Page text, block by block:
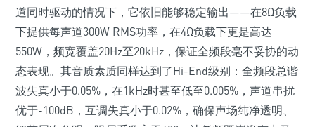
道同时驱动的情况下，它依旧能够稳定输出——在8Ω负载
下提供每声道300W RMS功率，在4Ω负载下更是高达
550W，频宽覆盖20Hz至20kHz，保证全频段毫不妥协的动
态表现。其音质素质同样达到了Hi-End级别：全频段总谐
波失真小于0.05%，在1kHz时甚至低至0.005%，声道串扰
优于-100dB，互调失真小于0.02%，确保声场纯净透明、